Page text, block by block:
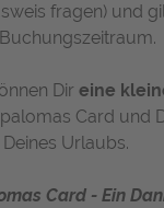
fragen) und
Dir eine
Card und
Urlaubs.
Card - Ein